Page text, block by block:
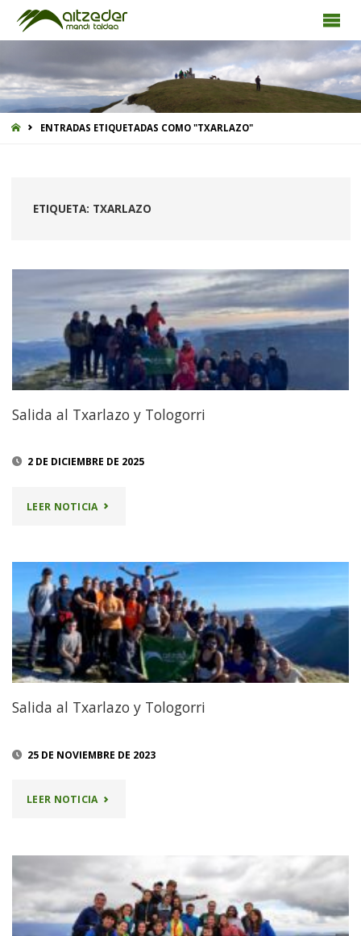
INICIOENTRADAS ETIQUETADAS COMO "TXARLAZO"
ETIQUETA: TXARLAZO
Salida al Txarlazo y Tologorri
2 DE DICIEMBRE DE 2025
LEER NOTICIA"SALIDA
TXARLAZO
Y
TOLOGORRI"
Salida al Txarlazo y Tologorri
25 DE NOVIEMBRE DE 2023
LEER NOTICIA"SALIDA
Y
TOLOGORRI"